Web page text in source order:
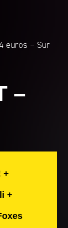
euros – Sur
–
+
+